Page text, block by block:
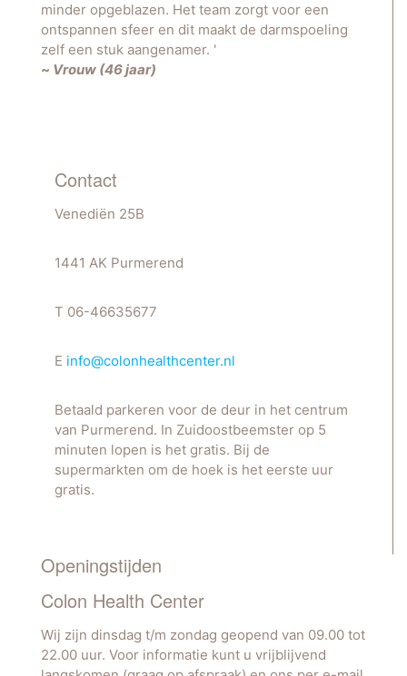
minder opgeblazen. Het team zorgt voor een
ontspannen sfeer en dit maakt de darmspoeling
zelf een stuk aangenamer. '
~ Vrouw (46 jaar)
Contact
Venediën 25B
1441 AK Purmerend
T 06-46635677
E info@colonhealthcenter.nl
Betaald parkeren voor de deur in het centrum
van Purmerend. In Zuidoostbeemster op 5
minuten lopen is het gratis. Bij de
supermarkten om de hoek is het eerste uur
gratis.
Openingstijden
Colon Health Center
Wij zijn dinsdag t/m zondag geopend van 09.00 tot
22.00 uur. Voor informatie kunt u vrijblijvend